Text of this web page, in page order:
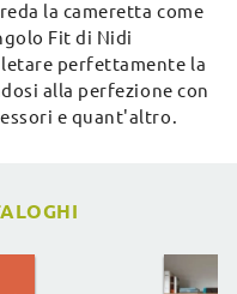
la cameretta come
Fit di Nidi
perfettamente la
alla perfezione con
e quant'altro.